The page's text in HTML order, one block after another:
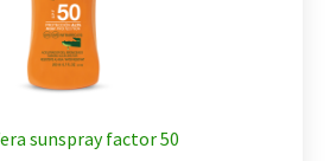
sunspray factor 50